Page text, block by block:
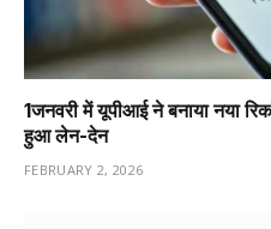
1️जनवरी में यूपीआई ने बनाया नया
हुआ लेन-देन
FEBRUARY 2, 2026